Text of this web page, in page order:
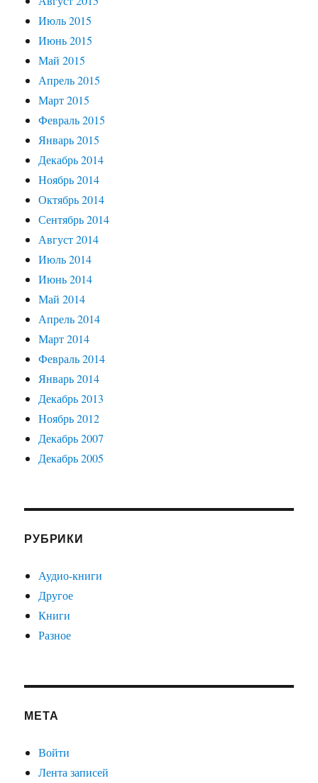
Июль 2015
Июнь 2015
Май 2015
Апрель 2015
Март 2015
Февраль 2015
Январь 2015
Декабрь 2014
Ноябрь 2014
Октябрь 2014
Сентябрь 2014
Август 2014
Июль 2014
Июнь 2014
Май 2014
Апрель 2014
Март 2014
Февраль 2014
Январь 2014
Декабрь 2013
Ноябрь 2012
Декабрь 2007
Декабрь 2005
РУБРИКИ
Аудио-книги
Другое
Книги
Разное
МЕТА
Войти
Лента записей